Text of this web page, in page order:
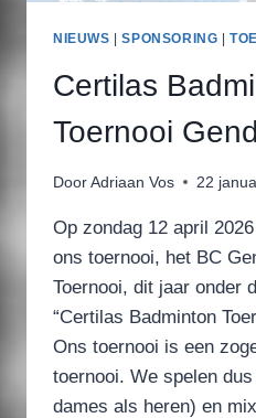
NIEUWS |SPONSORING |
Certilas
Toernooi
Door Adriaan Vos 22
Op zondag 12 april
ons toernooi, het BC
Toernooi, dit jaar onder
“Certilas Badminton
Ons toernooi is een
toernooi. We spelen
dames als heren) en